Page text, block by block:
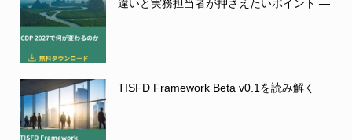
違いと実務担当者が押さえたいポイント ―
TISFD Framework Beta v0.1を読み解く